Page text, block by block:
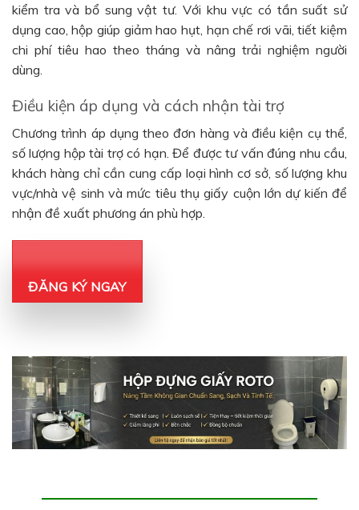
kiểm tra và bổ sung vật tư. Với khu vực có tần suất sử
dụng cao, hộp giúp giảm hao hụt, hạn chế rơi vãi, tiết kiệm
chi phí tiêu hao theo tháng và nâng trải nghiệm người
dùng.
Điều kiện áp dụng và cách nhận tài trợ
Chương trình áp dụng theo đơn hàng và điều kiện cụ thể,
số lượng hộp tài trợ có hạn. Để được tư vấn đúng nhu cầu,
khách hàng chỉ cần cung cấp loại hình cơ sở, số lượng khu
vực/nhà vệ sinh và mức tiêu thụ giấy cuộn lớn dự kiến để
nhận đề xuất phương án phù hợp.
ĐĂNG KÝ NGAY